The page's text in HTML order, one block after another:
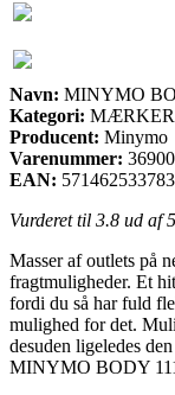
Navn: MINYMO
Kategori: MÆRKER
Producent: Minymo
Varenummer:
EAN:
Vurderet til 3.8 ud af
Masser af outlets på
fragtmuligheder. Et
fordi du så har fuld
mulighed for det.
desuden ligeledes
MINYMO BODY